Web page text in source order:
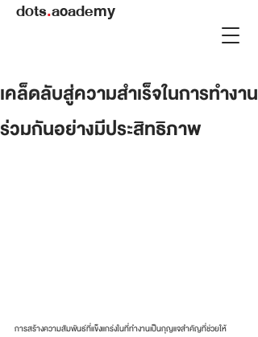
dots.academy
เคล็ดลับสู่ความสำเร็จในการทำงาน
ร่วมกันอย่างมีประสิทธิภาพ
การสร้างความสัมพันธ์ที่แข็งแกร่งในที่ทำงานเป็นกุญแจสำคัญที่ช่วยให้